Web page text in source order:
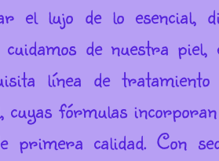
el lujo de lo esencial,
de nuestra piel,
línea de
cuyas fórmulas
primera calidad. Con